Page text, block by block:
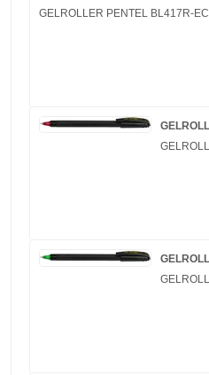
GELROLLER PENTEL BL417R-